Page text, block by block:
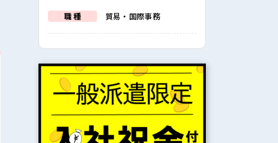
職 種 貿易・国際事務